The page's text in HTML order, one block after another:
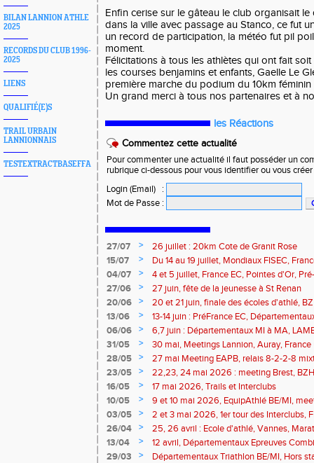
BILAN LANNION ATHLE
2025
RECORDS DU CLUB 1996-
2025
LIENS
QUALIFIÉ(E)S
TRAIL URBAIN
LANNIONNAIS
TESTEXTRACTBASEFFA
Enfin cerise sur le gâteau le club organisait
dans la ville avec passage au Stanco, ce fut
un record de participation, la météo fut pil
moment.
Félicitations à tous les athlètes qui ont fait
les courses benjamins et enfants, Gaelle Le
première marche du podium du 10km féminin
Un grand merci à tous nos partenaires et à
les Réactions
Commentez cette actualité
Pour commenter une actualité il faut posséder un
rubrique ci-dessous pour vous identifier ou vous
Login (Email)
:
Mot de Passe :
27/07 >
26 juillet : 20km Cote de Granit Rose
15/07
>
Du 14 au 19 juillet, Mondiaux FISEC,
04/07
>
4 et 5 juillet, France EC, Pointes d'Or,
Meetings Fougères, Quimper, St Renan
27/06 >
27 juin, fête de la jeunesse à St Renan
20/06
>
20 et 21 juin, finale des écoles d'athlé,
13/06
>
13-14 juin : PréFrance EC,
meeting Pacé, meeting Landerneau
06/06 >
6,7 juin : Départementaux MI à MA,
31/05
>
30 mai, Meetings Lannion, Auray,
route, Trails
28/05 >
27 mai Meeting EAPB, relais 8-2-2-8
23/05
>
22,23, 24 mai 2026 : meeting Brest,
16/05
>
17 mai 2026, Trails et Interclubs
10/05
>
9 et 10 mai 2026, EquipAthlé BE/MI,
marathon de la Loire
03/05 >
2 et 3 mai 2026, 1er tour des Interclubs,
traversée de la Baie
26/04 >
25, 26 avril : Ecole d'athlé, Vannes,
Isle
13/04 >
12 avril, Départementaux Epreuves
marathon de Paris
29/03 >
Départementaux Triathlon BE/MI, Hors